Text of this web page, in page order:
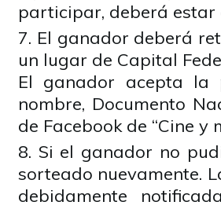
participar, deberá
El ganador deberá
un lugar de Capital
El ganador acepta la
nombre, Documento
de Facebook de “Cine y
Si el ganador no
sorteado nuevamente.
debidamente